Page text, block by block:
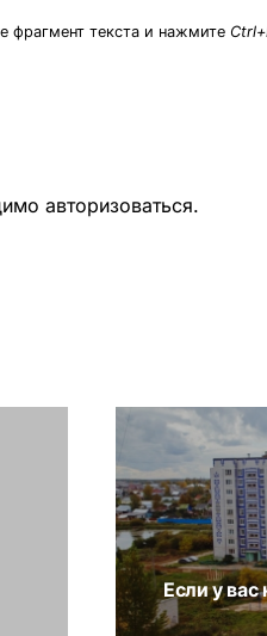
фрагмент текста и нажмите
авторизоваться.
Если у вас